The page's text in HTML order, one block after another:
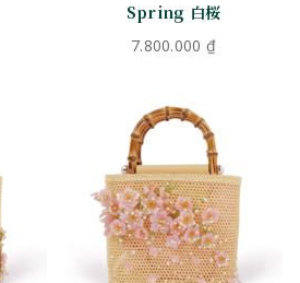
Spring 白桜
7.800.000 ₫